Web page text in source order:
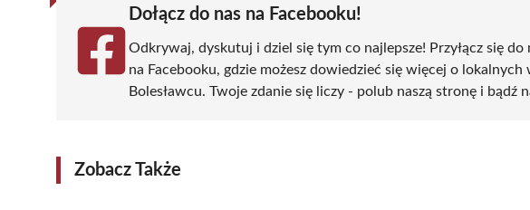
Dołącz do nas na Facebooku!
Odkrywaj, dyskutuj i dziel się tym co najlepsze! Przyłącz się do
na Facebooku, gdzie możesz dowiedzieć się więcej o
Bolesławcu. Twoje zdanie się liczy - polub naszą stronę i bądź
Zobacz Także